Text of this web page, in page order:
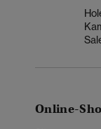
Online-